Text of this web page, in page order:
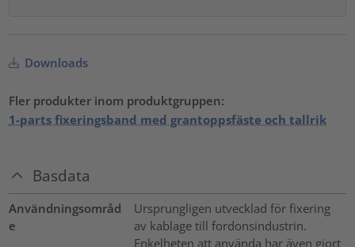
Downloads
Fler produkter inom produktgruppen:
1-parts fixeringsband med grantoppsfäste och tallrik
Basdata
Användningsområd
e
Ursprungligen utvecklad för fixering
av kablage till fordonsindustrin.
Enkelheten att använda har även gjort